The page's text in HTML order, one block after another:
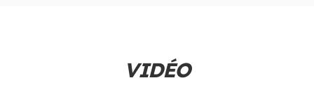
VIDÉO